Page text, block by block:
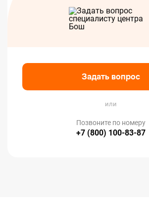
Задать вопрос
или
Позвоните по номеру
+7 (800) 100-83-87